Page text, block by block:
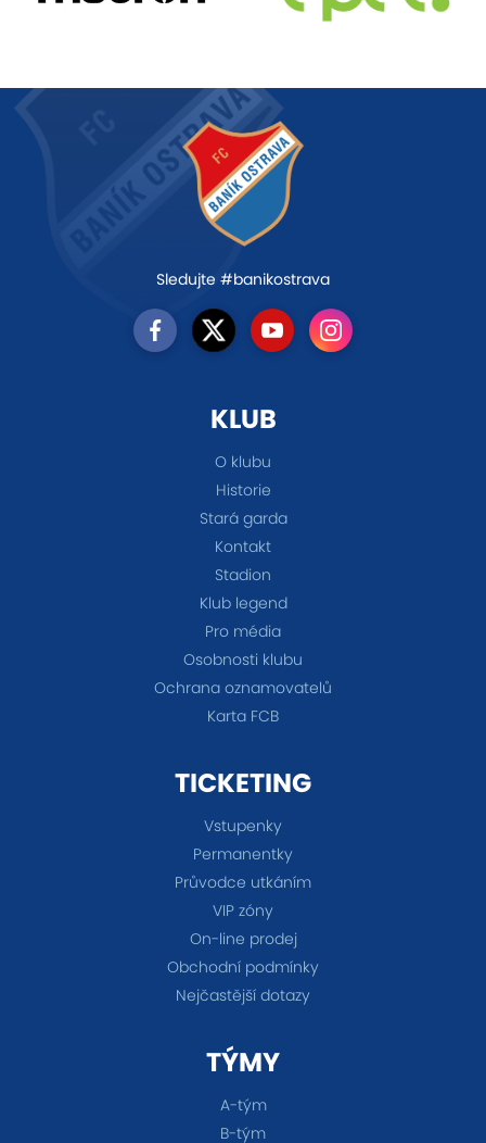
Sledujte #banikostrava
KLUB
O klubu
Historie
Stará garda
Kontakt
Stadion
Klub legend
Pro média
Osobnosti klubu
Ochrana oznamovatelů
Karta FCB
TICKETING
Vstupenky
Permanentky
Průvodce utkáním
VIP zóny
On-line prodej
Obchodní podmínky
Nejčastější dotazy
TÝMY
A-tým
B-tým